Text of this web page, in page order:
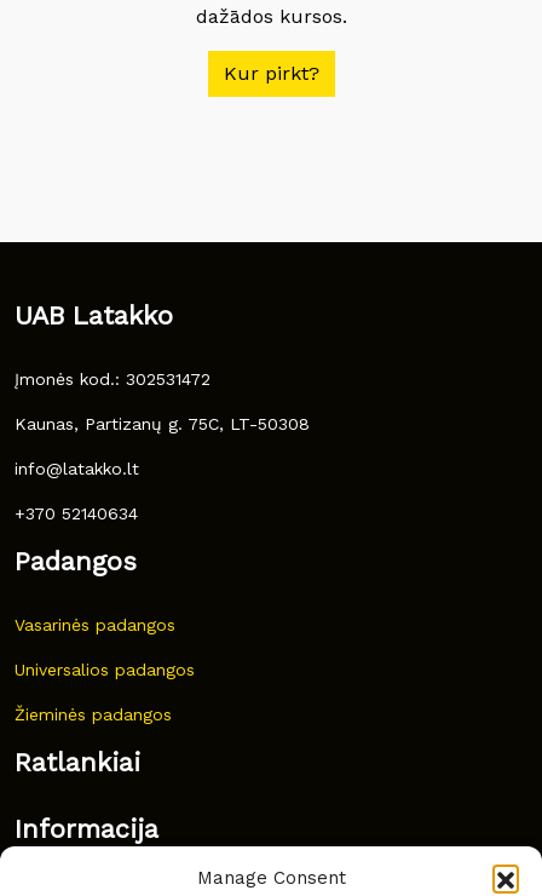
Manage Consent
dažādos kursos.
Kur pirkt?
UAB Latakko
Įmonės kod.: 302531472
Kaunas, Partizanų g. 75C, LT-50308
info@latakko.lt
+370 52140634
Padangos
Vasarinės padangos
Universalios padangos
Žieminės padangos
Ratlankiai
Informacija